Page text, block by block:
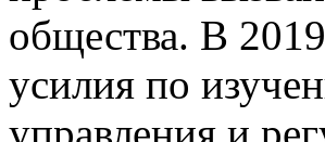
общества. В
усилия по
управления и